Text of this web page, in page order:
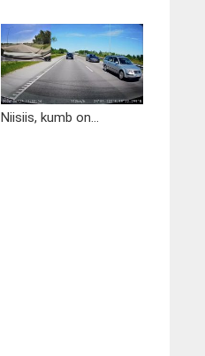
Niisiis, kumb on...